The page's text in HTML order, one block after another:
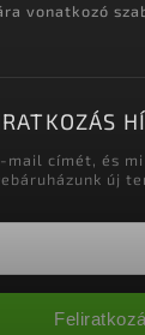
vonatkozó
mail címét, és
új